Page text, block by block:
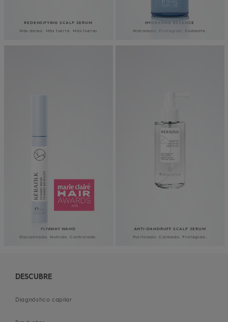
REDENSIFYING SCALP SERUM
Más denso. Más fuerte. Más fuerso
HYDRATING ESSENCE
Hidratado. Protegido. Radiante.
FLYAWAY WAND
Disciplinado. Nutrido.Controlado.
ANTI-DANDRUFF SCALP SERUM
Purificado. Calmado. Protegido.
DESCUBRE
Diagnóstico capilar